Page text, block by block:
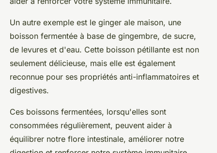
Un autre exemple est le ginger ale maison, une
boisson fermentée à base de gingembre, de sucre,
de levures et d'eau. Cette boisson pétillante est non
seulement délicieuse, mais elle est également
reconnue pour ses propriétés anti-inflammatoires et
digestives.
Ces boissons fermentées, lorsqu'elles sont
consommées régulièrement, peuvent aider à
équilibrer notre flore intestinale, améliorer notre